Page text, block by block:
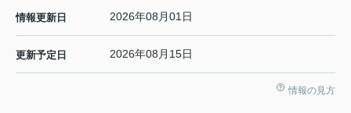
情報更新日 2026年08月01日
更新予定日 2026年08月15日
情報の見方